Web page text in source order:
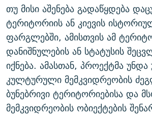
თუ მისი აშენება გადაწყდება
ტერიტორიის ან კიევის
ფარგლებში, ამისთვის ამ
დანიშნულების ან სტატუსის
იქნება. ამასთან, პროექტმა
კულტურული მემკვიდრეობის
ბუნებრივი ტერიტორიებისა და
მემკვიდრეობის ობიექტების